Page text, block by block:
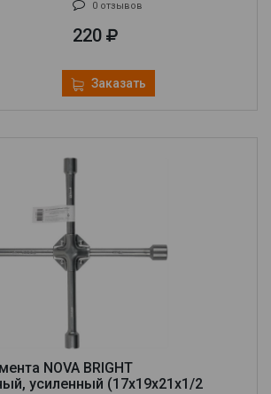
0 отзывов
220
Заказать
NOVA BRIGHT
усиленный (17х19х21х1/2